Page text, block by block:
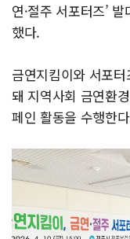
연·절주 서포터즈’
했다.
금연지킴이와 서포
돼 지역사회 금연환
페인 활동을 수행한